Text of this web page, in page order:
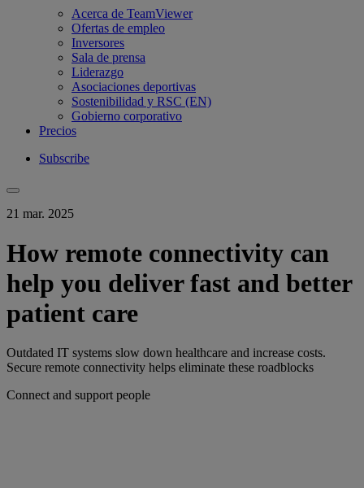
Acerca de TeamViewer
Ofertas de empleo
Inversores
Sala de prensa
Liderazgo
Asociaciones deportivas
Sostenibilidad y RSC (EN)
Gobierno corporativo
Precios
Subscribe
21 mar. 2025
How remote connectivity can
help you deliver fast and better
patient care
Outdated IT systems slow down healthcare and increase costs.
Secure remote connectivity helps eliminate these roadblocks
Connect and support people